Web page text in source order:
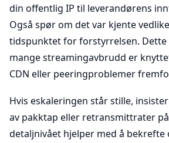
din offentlig IP til leverandørens
Også spør om det var kjente
tidspunktet for forstyrrelsen.
mange streamingavbrudd er
CDN eller peeringproblemer
Hvis eskaleringen står stille,
av pakktap eller retransmittrater
detaljnivået hjelper med å bekrefte